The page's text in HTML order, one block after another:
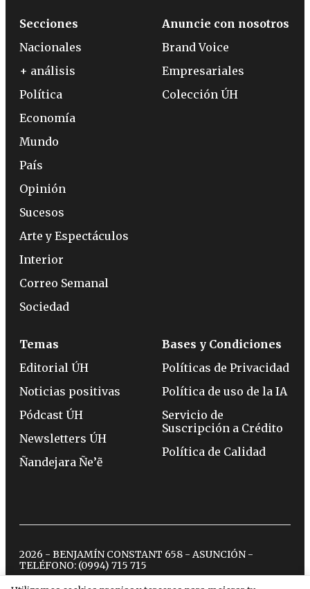
Secciones
Nacionales
+ análisis
Política
Economía
Mundo
País
Opinión
Sucesos
Arte y Espectáculos
Interior
Correo Semanal
Sociedad
Anuncie con nosotros
Brand Voice
Empresariales
Colección ÚH
Temas
Editorial ÚH
Noticias positivas
Pódcast ÚH
Newsletters ÚH
Ñandejara Ñe’ẽ
Bases y Condiciones
Políticas de Privacidad
Política de uso de la IA
Servicio de
Suscripción a Crédito
Política de Calidad
2026 - BENJAMÍN CONSTANT 658 - ASUNCIÓN -
TELÉFONO: (0994) 715 715